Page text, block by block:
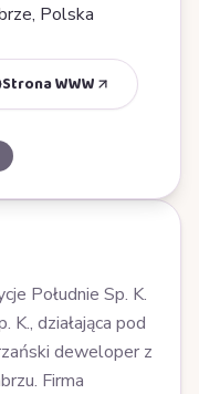
Polska
Strona WWW
Południe Sp. K.
K., działająca pod
deweloper z
Firma